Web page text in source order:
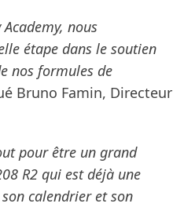
nous
étape dans le soutien
nos formules de
Bruno Famin, Directeur
pour être un grand
R2 qui est déjà une
calendrier et son